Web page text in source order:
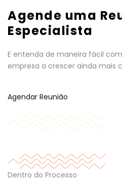
Agende uma
Especialista
E entenda de maneira fácil
empresa a crescer ainda mais
Agendar Reunião
Dentro do Processo